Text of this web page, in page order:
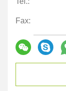
Fax: